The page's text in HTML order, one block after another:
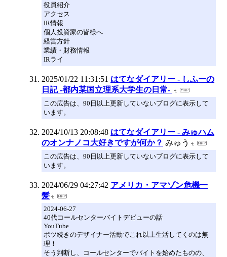
役員紹介
アクセス
IR情報
個人投資家の皆様へ
経営方針
業績・財務情報
IRライ
2025/01/22 11:31:51 はてなダイアリー - しふーの
日記 -都内某国立理系大学生の日常-
この広告は、90日以上更新していないブログに表示して
います。
2024/10/13 20:08:48 はてなダイアリー - みゅハム
のオンナノコ大好きですが何か？ みゅう
この広告は、90日以上更新していないブログに表示して
います。
2024/06/29 04:27:42 アメリカ・アマゾン危機一
髪
2024-06-27
40代コールセンターバイトデビューの話
YouTube
ボツ続きのデザイナー活動でこれ以上生活してくのは無
理！
そう判断し、コールセンターでバイトを始めたものの、